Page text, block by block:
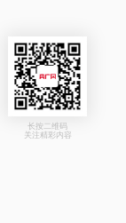
长按二维码
关注精彩内容